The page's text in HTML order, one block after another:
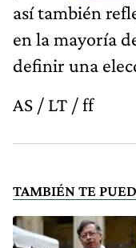
así también
en la mayoría
definir una
AS / LT / ff
TAMBIÉN TE